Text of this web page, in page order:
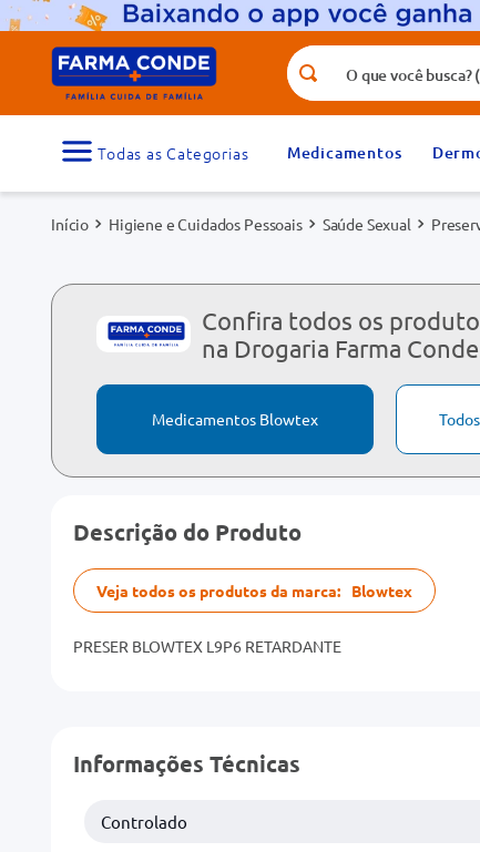
O que você busca? (Ex.: vitamina,
Medicamentos
Higiene e Cuidados Pessoais Saúde Sexual
Confira todos os
na Drogaria Farma
Medicamentos Blowtex
Descrição do Produto
Veja todos os produtos da marca: Blowtex
PRESER BLOWTEX L9P6 RETARDANTE
Informações Técnicas
Controlado
Termos mais buscados
1
medicamento
5º dipirona